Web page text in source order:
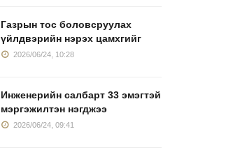
Газрын тос боловсруулах
үйлдвэрийн нэрэх цамхгийг
2026/06/24, 10:28
Инженерийн салбарт 33 эмэгтэй
мэргэжилтэн нэгджээ
2026/06/24, 09:41